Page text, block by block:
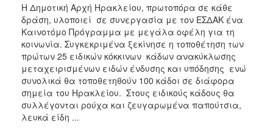
Η Δημοτική Αρχή Ηρακλείου, πρωτοπόρα σε κάθε
δράση, υλοποιεί σε συνεργασία με τον ΕΣΔΑΚ ένα
Καινοτόμο Πρόγραμμα με μεγάλα οφέλη για τη
κοινωνία. Συγκεκριμένα ξεκίνησε η τοποθέτηση των
πρώτων 25 ειδικών κόκκινων κάδων ανακύκλωσης
μεταχειρισμένων ειδών ένδυσης και υπόδησης ενώ
συνολικά θα τοποθετηθούν 100 κάδοι σε διάφορα
σημεία του Ηρακλείου. Στους ειδικούς κάδους θα
συλλέγονται ρούχα και ζευγαρωμένα παπούτσια,
λευκά είδη ...